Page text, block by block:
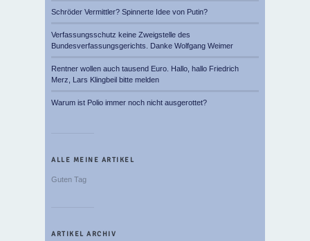
Schröder Vermittler? Spinnerte Idee von Putin?
Verfassungsschutz keine Zweigstelle des
Bundesverfassungsgerichts. Danke Wolfgang Weimer
Rentner wollen auch tausend Euro. Hallo, hallo Friedrich
Merz, Lars Klingbeil bitte melden
Warum ist Polio immer noch nicht ausgerottet?
ALLE MEINE ARTIKEL
Guten Tag
ARTIKEL ARCHIV